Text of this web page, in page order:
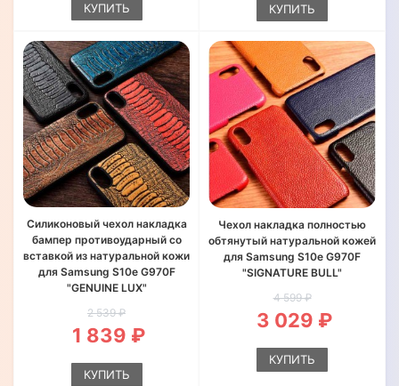
КУПИТЬ КУПИТЬ
Силиконовый чехол накладка
бампер противоударный со
вставкой из натуральной кожи
для Samsung S10e G970F
"GENUINE LUX"
2 539 ₽
1 839 ₽
КУПИТЬ
Чехол накладка полностью
обтянутый натуральной кожей
для Samsung S10e G970F
"SIGNATURE BULL"
4 599 ₽
3 029 ₽
КУПИТЬ